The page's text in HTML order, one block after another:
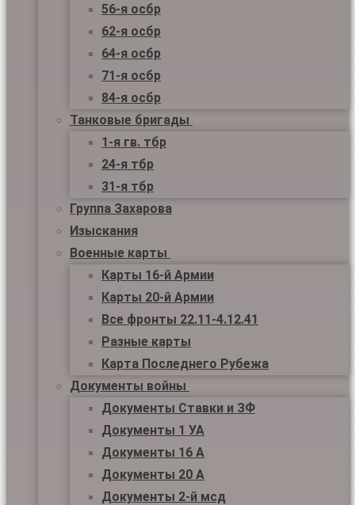
56-я осбр
62-я осбр
64-я осбр
71-я осбр
84-я осбр
Танковые бригады
1-я гв. тбр
24-я тбр
31-я тбр
Группа Захарова
Изыскания
Военные карты
Карты 16-й Армии
Карты 20-й Армии
Все фронты 22.11-4.12.41
Разные карты
Карта Последнего Рубежа
Документы войны
Документы Ставки и ЗФ
Документы 1 УА
Документы 16 А
Документы 20 А
Документы 2-й мсд